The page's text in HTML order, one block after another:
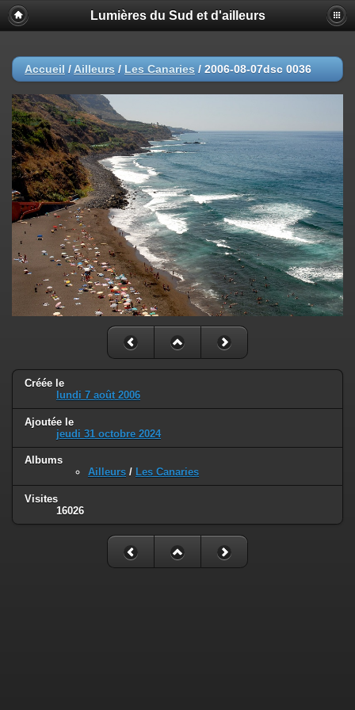
Lumières du Sud et d'ailleurs
Accueil / Ailleurs / Les Canaries / 2006-08-07dsc 0036
Créée le
lundi 7 août 2006
Ajoutée le
jeudi 31 octobre 2024
Albums
Ailleurs / Les Canaries
Visites
16026